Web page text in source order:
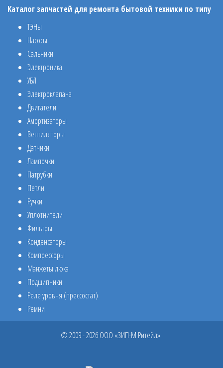
Каталог запчастей для ремонта бытовой техники по типу
ТЭНы
Насосы
Сальники
Электроника
УБЛ
Электроклапана
Двигатели
Амортизаторы
Вентиляторы
Датчики
Лампочки
Патрубки
Петли
Ручки
Уплотнители
Фильтры
Конденсаторы
Компрессоры
Манжеты люка
Подшипники
Реле уровня (прессостат)
Ремни
© 2009 - 2026 ООО «ЗИП-М Ритейл»